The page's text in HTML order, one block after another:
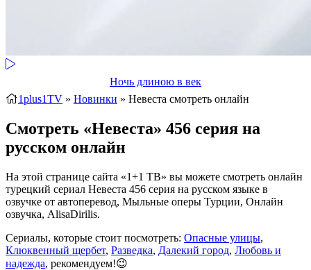
Ночь длиною в век
1plus1TV » Новинки » Невеста смотреть онлайн
Смотреть «Невеста» 456 серия на
русском онлайн
На этой странице сайта «1+1 ТВ» вы можете смотреть онлайн
турецкий сериал Невеста 456 серия на русском языке в
озвучке от автоперевод, Мыльные оперы Турции, Онлайн
озвучка, AlisaDirilis.
Сериалы, которые стоит посмотреть: Опасные улицы,
Клюквенный щербет, Разведка, Далекий город, Любовь и
надежда, рекомендуем!😉